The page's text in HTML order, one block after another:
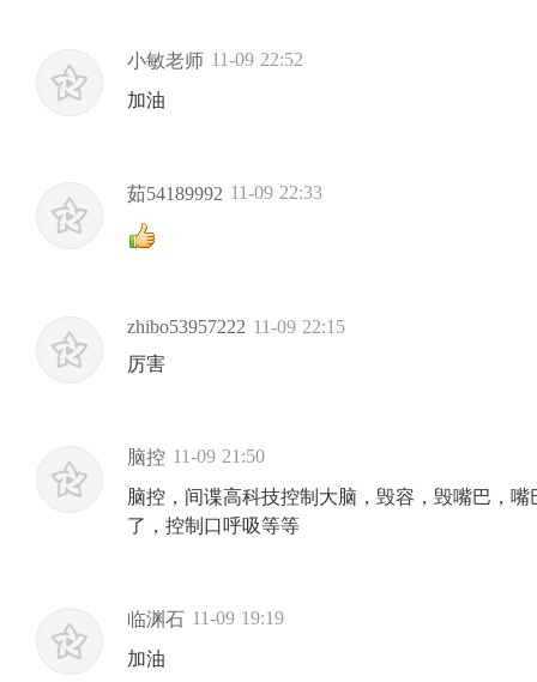
小敏老师 11-09 22:52
加油
茹54189992 11-09 22:33
zhibo53957222 11-09 22:15
厉害
脑控 11-09 21:50
脑控，间谍高科技控制大脑，毁容，毁嘴巴，
了，控制口呼吸等等
临渊石 11-09 19:19
加油